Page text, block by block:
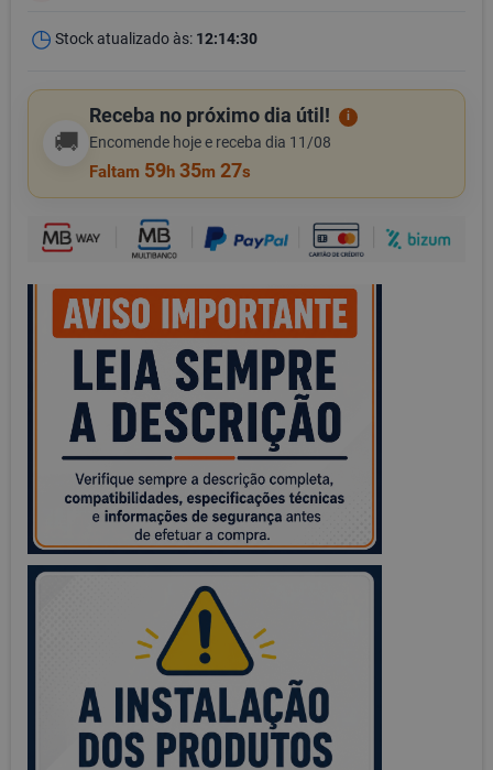
Stock atualizado às: 12:14:30
🚚
Receba no próximo dia útil! i
Encomende hoje e receba dia 11/08
Faltam 59h 35m 26s